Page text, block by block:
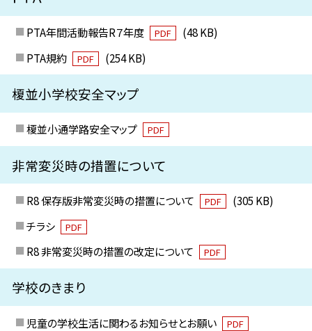
PTA年間活動報告R７年度 PDF
(48 KB)
PTA規約
PDF (254 KB)
榎並小学校安全マップ
榎並小通学路安全マップ PDF
非常変災時の措置について
R8 保存版非常変災時の措置について PDF
(305 KB)
チラシ
PDF
R8 非常変災時の措置の改定について PDF
学校のきまり
児童の学校生活に関わるお知らせとお願い PDF